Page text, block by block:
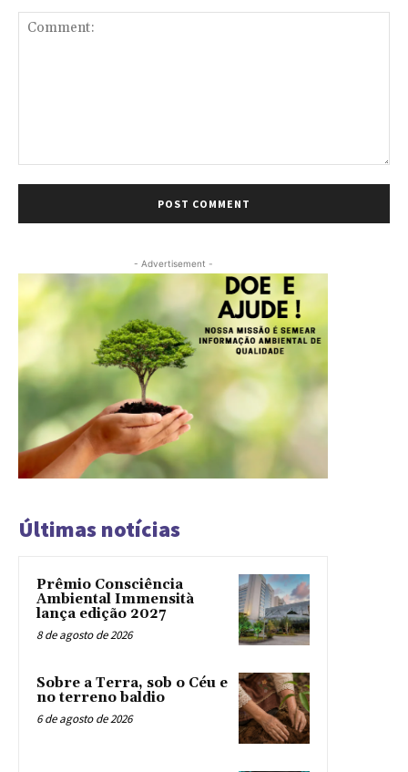
- Advertisement -
Últimas notícias
Prêmio Consciência
Ambiental Immensità
lança edição 2027
8 de agosto de 2026
Sobre a Terra, sob o Céu e
no terreno baldio
6 de agosto de 2026